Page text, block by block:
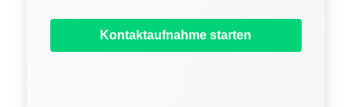
Kontaktaufnahme starten